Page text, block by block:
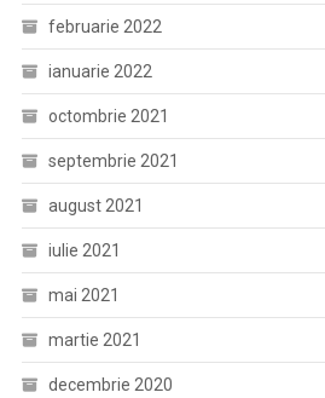
februarie 2022
ianuarie 2022
octombrie 2021
septembrie 2021
august 2021
iulie 2021
mai 2021
martie 2021
decembrie 2020